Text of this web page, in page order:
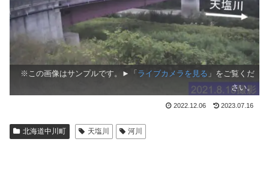
※この画像はサンプルです。►「 ライブカメラを見る 」をご覧くだ
さい。
2022.12.06 2023.07.16
北海道中川町 天塩川 河川